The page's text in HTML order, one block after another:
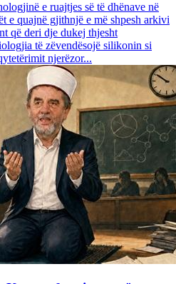
e ruajtjes së të dhënave në
e quajnë gjithnjë e më shpesh arkivi
që deri dje dukej thjesht
të zëvendësojë silikonin si
njerëzor...